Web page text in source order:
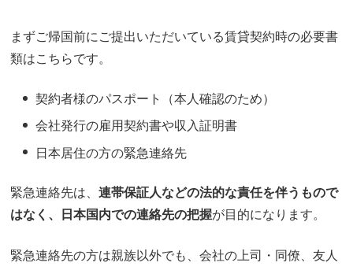
まずご帰国前にご提出いただいている賃貸契約時の必要書
類はこちらです。
契約者様のパスポート（本人確認のため）
会社発行の雇用契約書や収入証明書
日本居住の方の緊急連絡先
緊急連絡先は、連帯保証人などの法的な責任を伴うもので
はなく、日本国内での連絡先の把握が目的になります。
緊急連絡先の方は親族以外でも、会社の上司・同僚、友人